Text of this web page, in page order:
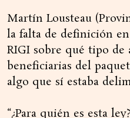
Martín Lousteau
la falta de definición
RIGI sobre qué tipo de
beneficiarias del
algo que sí estaba
“¿Para quién es esta